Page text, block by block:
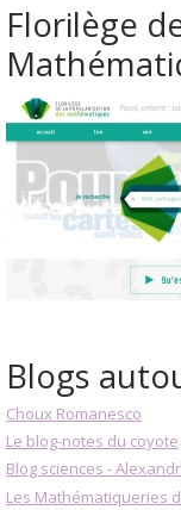
Florilège
Blogs
Choux Romanesco
Le blog-notes du coyote
Blog sciences -
Les Mathématiqueries